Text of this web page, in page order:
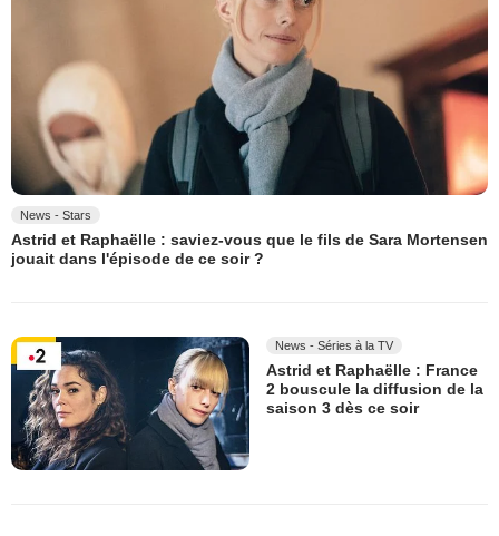
News - Stars
Astrid et Raphaëlle : saviez-vous que le fils de Sara Mortensen
jouait dans l'épisode de ce soir ?
News - Séries à la TV
Astrid et Raphaëlle : France
2 bouscule la diffusion de la
saison 3 dès ce soir